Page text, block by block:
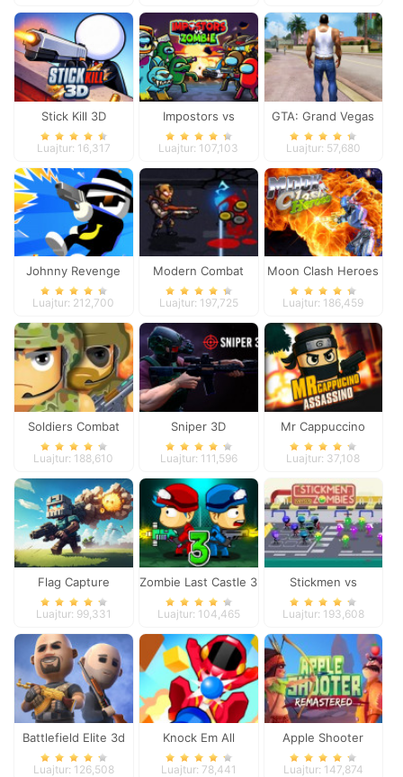
Stick Kill 3D
Luajtur: 16,317
Impostors vs
Zombies: Survival
Luajtur: 107,103
GTA: Grand Vegas
Crime
Luajtur: 57,680
Johnny Revenge
Luajtur: 212,700
Modern Combat
Defense
Luajtur: 197,725
Moon Clash Heroes
Luajtur: 186,459
Soldiers Combat
Luajtur: 188,610
Sniper 3D
Luajtur: 111,596
Mr Cappuccino
Assassino
Luajtur: 37,108
Flag Capture
Luajtur: 99,331
Zombie Last Castle 3
Luajtur: 104,465
Stickmen vs
Zombies
Luajtur: 193,608
Battlefield Elite 3d
Luajtur: 126,508
Knock Em All
Luajtur: 78,441
Apple Shooter
Remastered
Luajtur: 147,874